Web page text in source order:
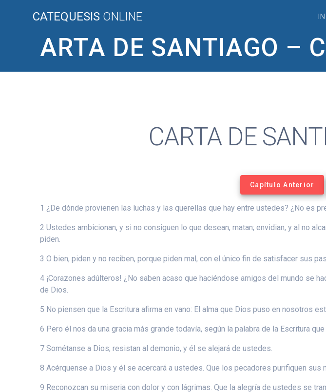
CATEQUESIS ONLINE
ARTA DE SANTIAGO –
CARTA DE
Capítulo Anterior
1 ¿De dónde provienen las luchas y las querellas que hay entre ustedes? ¿No es
2 Ustedes ambicionan, y si no consiguen lo que desean, matan; envidian, y al no
piden.
3 O bien, piden y no reciben, porque piden mal, con el único fin de satisfacer sus
4 ¡Corazones adúlteros! ¿No saben acaso que haciéndose amigos del mundo se
de Dios.
5 No piensen que la Escritura afirma en vano: El alma que Dios puso en nosotros
6 Pero él nos da una gracia más grande todavía, según la palabra de la Escritura
7 Sométanse a Dios; resistan al demonio, y él se alejará de ustedes.
8 Acérquense a Dios y él se acercará a ustedes. Que los pecadores purifiquen
9 Reconozcan su miseria con dolor y con lágrimas. Que la alegría de ustedes se